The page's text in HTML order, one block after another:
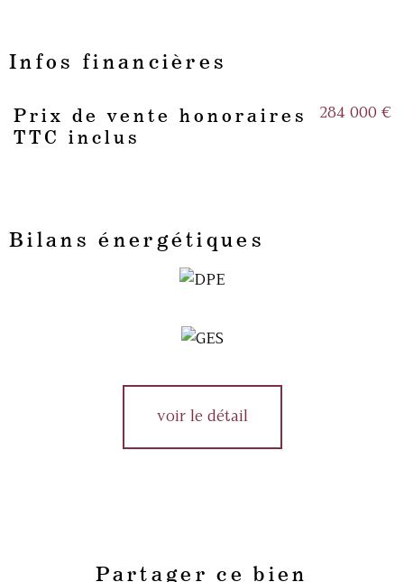
Infos financières
Caractéristiques Valeurs
Prix de vente honoraires
TTC inclus
284 000 €
Bilans énergétiques
voir le détail
Partager ce bien